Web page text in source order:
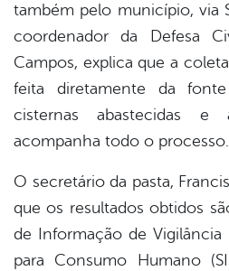
também pelo município, via
coordenador da Defesa
Campos, explica que a
feita diretamente da
cisternas abastecidas e
acompanha todo o processo.
O secretário da pasta,
que os resultados obtidos
de Informação de Vigilância
para Consumo Humano